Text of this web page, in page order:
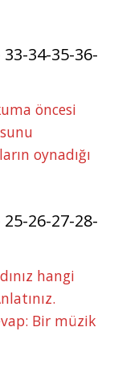
33-34-35-36-
öncesi
oynadığı
25-26-27-28-
hangi
Bir müzik